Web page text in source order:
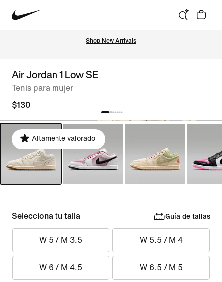
Shop New Arrivals
Air Jordan 1 Low SE
Tenis para mujer
$130
Altamente valorado
Selecciona tu talla Guía de tallas
W 5 / M 3.5 W 5.5 / M 4
W 6 / M 4.5 W 6.5 / M 5